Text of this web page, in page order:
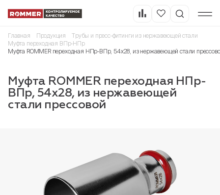
Главная Продукция
Трубы и пресс-фитинги из нержавеющей стали
Муфта переходная ВПр-НПр
Муфта ROMMER переходная НПр-ВПр, 54х28, из нержавеющей стали
Муфта ROMMER переходная НПр-
ВПр, 54х28, из нержавеющей
стали прессовой